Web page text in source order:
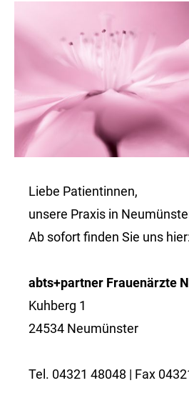
Liebe Patientinnen,
unsere Praxis in
Ab sofort finden Sie uns hier:
abts+partner Frauenärzte
Kuhberg 1
24534 Neumünster
Tel. 04321 48048 | Fax